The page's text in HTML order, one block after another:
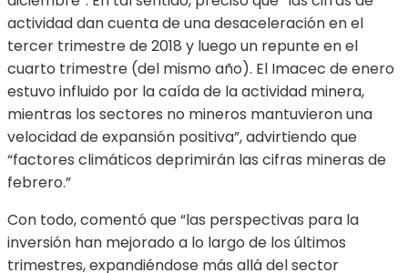
actividad dan cuenta de una desaceleración en el
tercer trimestre de 2018 y luego un repunte en el
cuarto trimestre (del mismo año). El Imacec de enero
estuvo influido por la caída de la actividad minera,
mientras los sectores no mineros mantuvieron una
velocidad de expansión positiva”, advirtiendo que
“factores climáticos deprimirán las cifras mineras de
febrero.”
Con todo, comentó que “las perspectivas para la
inversión han mejorado a lo largo de los últimos
trimestres, expandiéndose más allá del sector